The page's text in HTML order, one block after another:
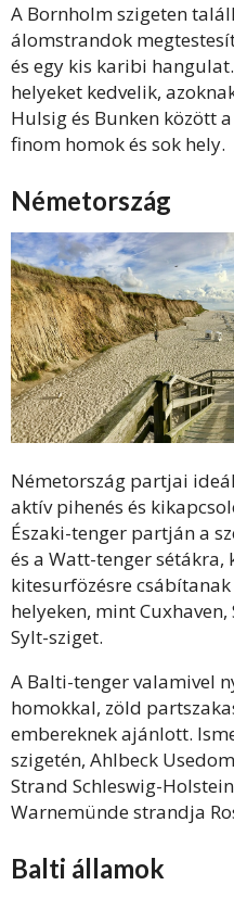
A Bornholm szigeten
álomstrandok
és egy kis karibi
helyeket kedvelik,
Hulsig és Bunken között
finom homok és sok hely.
Németország
Németország partjai
aktív pihenés és
Északi-tenger partján a
és a Watt-tenger sétákra,
kitesurfözésre
helyeken, mint
Sylt-sziget.
A Balti-tenger valamivel
homokkal, zöld
embereknek ajánlott.
szigetén, Ahlbeck
Strand Schleswig-
Warnemünde strandja
Balti államok